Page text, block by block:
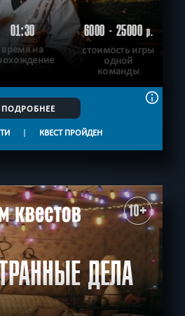
01:30
время на
6000 - 25000р.
стоимость игры
одной
команды
ПОДРОБНЕЕ
| КВЕСТ ПРОЙДЕН
10+
ДЕЛА